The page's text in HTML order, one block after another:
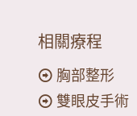
相關療程
胸部整形
雙眼皮手術